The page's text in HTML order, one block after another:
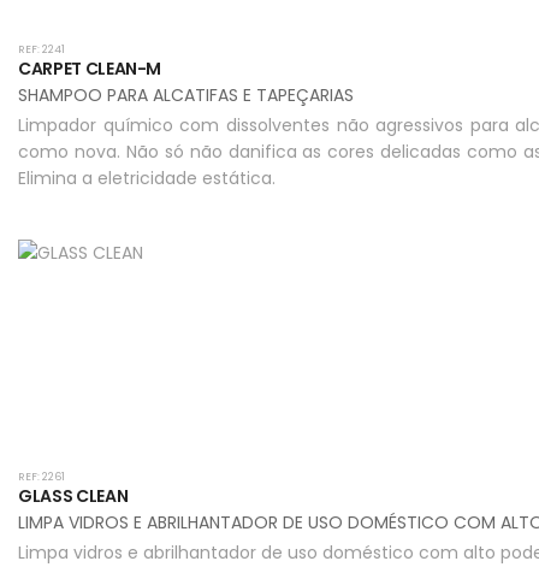
REF: 2241
CARPET CLEAN-M
SHAMPOO PARA ALCATIFAS E TAPEÇARIAS
Limpador químico com dissolventes não agressivos para
como nova. Não só não danifica as cores delicadas como
Elimina a eletricidade estática.
REF: 2261
GLASS CLEAN
LIMPA VIDROS E ABRILHANTADOR DE USO DOMÉSTICO COM
Limpa vidros e abrilhantador de uso doméstico com alto